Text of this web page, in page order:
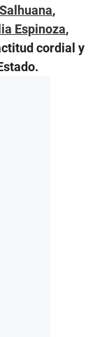
,
Espinoza,
cordial y